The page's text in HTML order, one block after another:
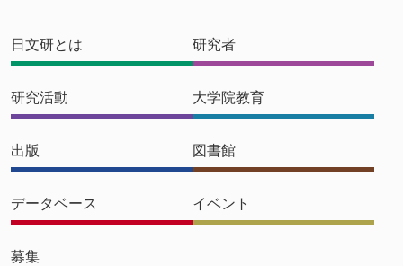
日文研とは 研究者
研究活動 大学院教育
出版 図書館
データベース イベント
募集